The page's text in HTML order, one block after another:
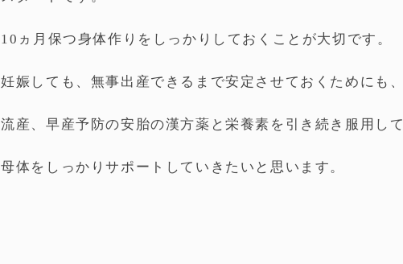
10ヵ月保つ身体作りをしっかりしておくことが大切です。
妊娠しても、無事出産できるまで安定させておくためにも、
流産、早産予防の安胎の漢方薬と栄養素を引き続き服用し
母体をしっかりサポートしていきたいと思います。